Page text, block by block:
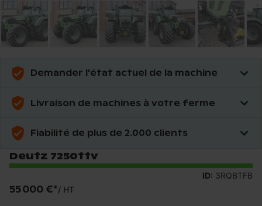
Demander l'état actuel de la machine
Livraison de machines à votre ferme
Fiabilité de plus de 2.000 clients
Deutz 7250ttv
ID: 3RQBTFB
55 000 €*/ HT